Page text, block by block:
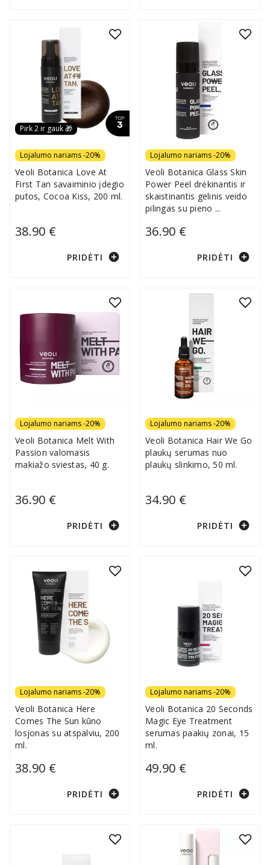
Pirk 2 ir gauk 🎁
Lojalumo nariams -20%
Veoli Botanica Love At
First Tan savaiminio įdegio
putos, Cocoa Kiss, 200 ml.
38.90 €
PRIDĖTI add_circle
Lojalumo nariams -20%
Veoli Botanica Glass Skin
Power Peel drėkinantis ir
skaistinantis gelinis veido
pilingas su pieno ...
36.90 €
PRIDĖTI add_circle
Lojalumo nariams -20%
Veoli Botanica Melt With
Passion valomasis
makiažo sviestas, 40 g.
36.90 €
PRIDĖTI add_circle
Lojalumo nariams -20%
Veoli Botanica Hair We Go
plaukų serumas nuo
plaukų slinkimo, 50 ml.
34.90 €
PRIDĖTI add_circle
Lojalumo nariams -20%
Veoli Botanica Here
Comes The Sun kūno
losjonas su atspalviu, 200
ml.
38.90 €
PRIDĖTI add_circle
Lojalumo nariams -20%
Veoli Botanica 20 Seconds
Magic Eye Treatment
serumas paakių zonai, 15
ml.
49.90 €
PRIDĖTI add_circle